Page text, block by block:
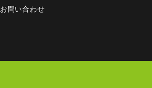
お問い合わせ